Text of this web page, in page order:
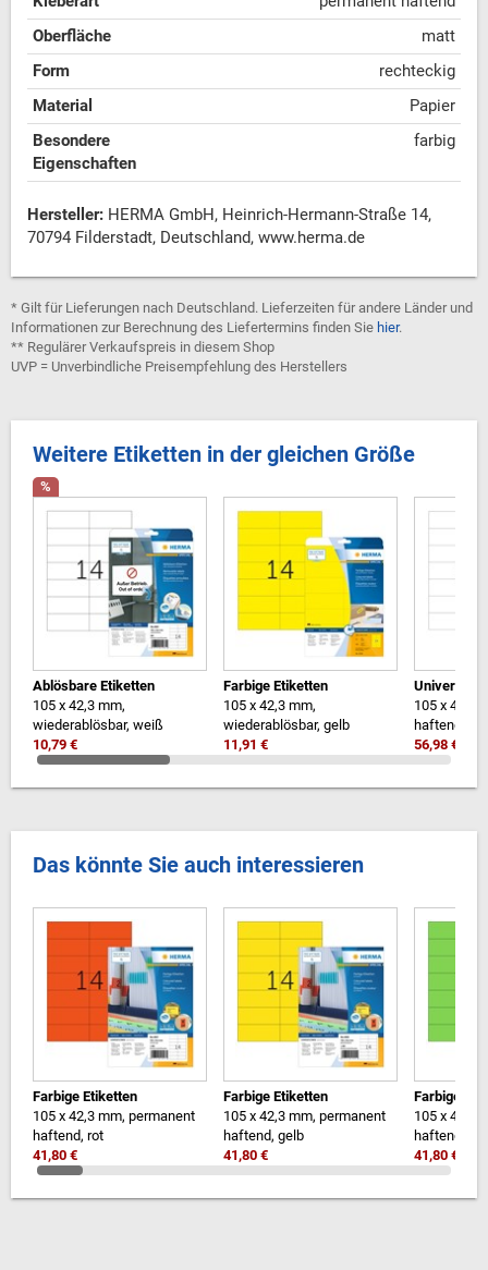
Oberfläche
matt
Form
rechteckig
Material
Papier
Besondere
Eigenschaften
farbig
Hersteller: HERMA GmbH, Heinrich-Hermann-Straße 14,
70794 Filderstadt, Deutschland, www.herma.de
* Gilt für Lieferungen nach Deutschland. Lieferzeiten für andere Länder und
Informationen zur Berechnung des Liefertermins finden Sie hier.
** Regulärer Verkaufspreis in diesem Shop
UVP = Unverbindliche Preisempfehlung des Herstellers
Weitere Etiketten in der gleichen Größe
%
Ablösbare Etiketten
105 x 42,3 mm,
wiederablösbar, weiß
10,79 €
Farbige Etiketten
105 x 42,3 mm,
wiederablösbar, gelb
11,91 €
Universal-
105 x 42,3
haftend,
56,98 €
Das könnte Sie auch interessieren
Farbige Etiketten
105 x 42,3 mm, permanent
haftend, rot
41,80 €
Farbige Etiketten
105 x 42,3 mm, permanent
haftend, gelb
41,80 €
Farbige
105 x 42,3
haftend,
41,80 €